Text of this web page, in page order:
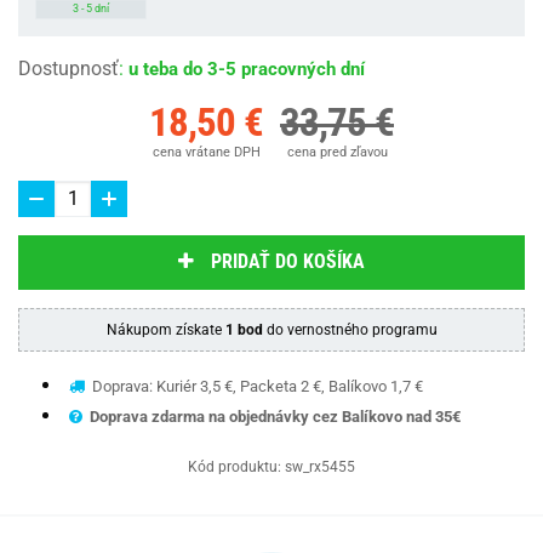
3 - 5 dní
Dostupnosť: u teba do 3-5 pracovných dní
18,50 €
cena vrátane DPH
33,75 €
cena pred zľavou
PRIDAŤ DO KOŠÍKA
Nákupom získate 1 bod do vernostného programu
Doprava: Kuriér 3,5 €, Packeta 2 €, Balíkovo 1,7 €
Doprava zdarma na objednávky cez Balíkovo nad 35€
Kód produktu: sw_rx5455